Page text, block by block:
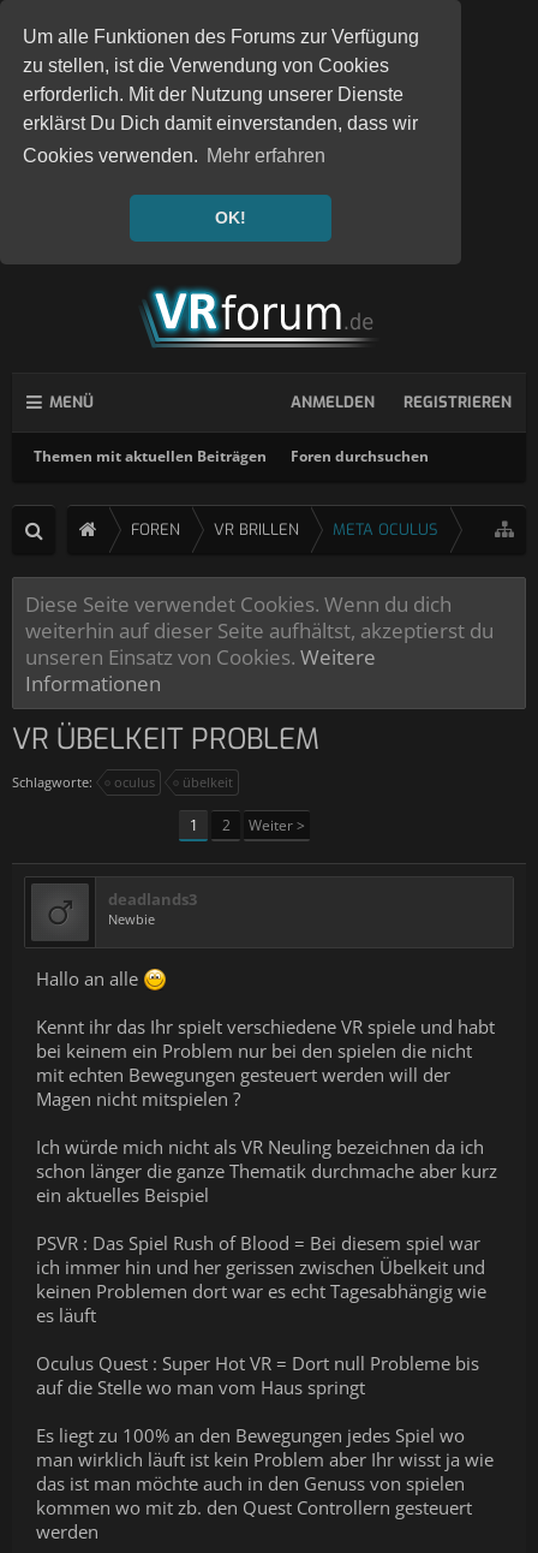
Um alle Funktionen des Forums zur Verfügung
zu stellen, ist die Verwendung von Cookies
erforderlich. Mit der Nutzung unserer Dienste
erklärst Du Dich damit einverstanden, dass wir
Cookies verwenden. Mehr erfahren
OK!
MENÜ
Themen mit aktuellen Beiträgen Foren durchsuchen
ANMELDEN REGISTRIEREN
FOREN VR BRILLEN META OCULUS
Diese Seite verwendet Cookies. Wenn du dich
weiterhin auf dieser Seite aufhältst, akzeptierst du
unseren Einsatz von Cookies. Weitere
Informationen
VR ÜBELKEIT PROBLEM
Schlagworte: oculus übelkeit
1 2 Weiter >
deadlands3
Newbie
Hallo an alle
Kennt ihr das Ihr spielt verschiedene VR spiele und habt
bei keinem ein Problem nur bei den spielen die nicht
mit echten Bewegungen gesteuert werden will der
Magen nicht mitspielen ?
Ich würde mich nicht als VR Neuling bezeichnen da ich
schon länger die ganze Thematik durchmache aber kurz
ein aktuelles Beispiel
PSVR : Das Spiel Rush of Blood = Bei diesem spiel war
ich immer hin und her gerissen zwischen Übelkeit und
keinen Problemen dort war es echt Tagesabhängig wie
es läuft
Oculus Quest : Super Hot VR = Dort null Probleme bis
auf die Stelle wo man vom Haus springt
Es liegt zu 100% an den Bewegungen jedes Spiel wo
man wirklich läuft ist kein Problem aber Ihr wisst ja wie
das ist man möchte auch in den Genuss von spielen
kommen wo mit zb. den Quest Controllern gesteuert
werden